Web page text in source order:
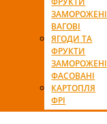
ЗАМОРОЖЕНІ
ВАГОВІ
ЯГОДИ ТА
ФРУКТИ
ЗАМОРОЖЕНІ
ФАСОВАНІ
КАРТОПЛЯ
ФРІ